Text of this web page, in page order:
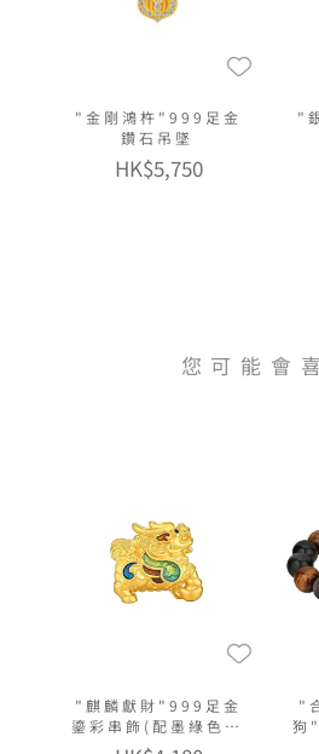
"金剛鴻杵"999足金
鑽石吊墜
HK$5,750
"
您可能會
"麒麟獻財"999足金
鎏彩串飾(配墨綠色手
繩)
"
狗